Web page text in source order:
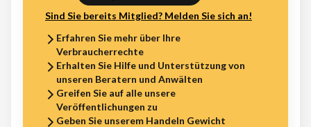
Sind Sie bereits Mitglied? Melden Sie sich an!
Erfahren Sie mehr über Ihre
Verbraucherrechte
Erhalten Sie Hilfe und Unterstützung von
unseren Beratern und Anwälten
Greifen Sie auf alle unsere
Veröffentlichungen zu
Geben Sie unserem Handeln Gewicht